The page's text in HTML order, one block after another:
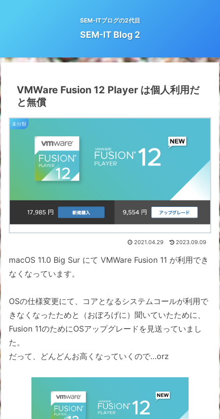
SEM-ITブログの2代目
SEM-IT Blog 2
VMWare Fusion 12 Player は個人利用だ
と無償
未分類
2021.04.29 2023.09.09
macOS 11.0 Big Sur にて VMWare Fusion 11 が利用でき
なくなっています。
OSの仕様変更にて、コアとなるシステムコールが利用で
きなくなったためと（おぼろげに）聞いていたために、
Fusion 11のためにOSアップグレードを見送っていまし
た。
だって、どんどんお高くなっていくので…orz